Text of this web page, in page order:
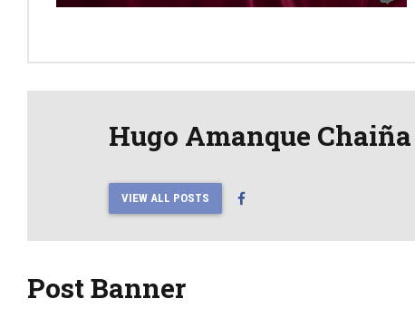
Hugo Amanque Chaiña
VIEW ALL POSTS
Post Banner